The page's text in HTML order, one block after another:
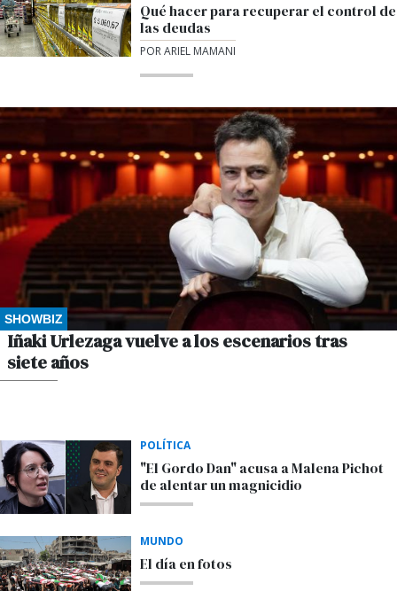
Qué hacer para recuperar el control de
las deudas
POR ARIEL MAMANI
SHOWBIZ
Iñaki Urlezaga vuelve a los escenarios tras
siete años
POLÍTICA
"El Gordo Dan" acusa a Malena Pichot
de alentar un magnicidio
MUNDO
El día en fotos